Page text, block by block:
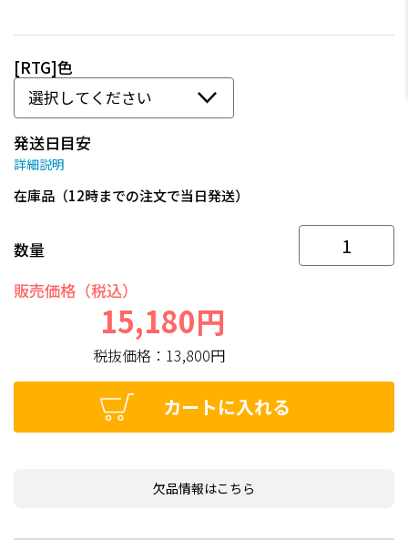
[RTG]色
発送日目安
詳細説明
在庫品（12時までの注文で当日発送）
数量
販売価格（税込）
15,180円
税抜価格： 13,800円
カートに入れる
欠品情報はこちら